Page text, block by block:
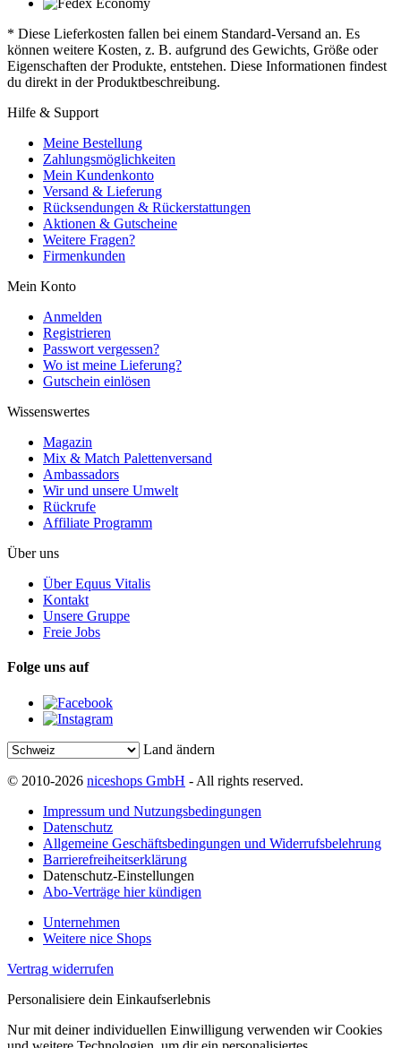
* Diese Lieferkosten fallen bei einem Standard-Versand an. Es
können weitere Kosten, z. B. aufgrund des Gewichts, Größe oder
Eigenschaften der Produkte, entstehen. Diese Informationen findest
du direkt in der Produktbeschreibung.
Hilfe & Support
Meine Bestellung
Zahlungsmöglichkeiten
Mein Kundenkonto
Versand & Lieferung
Rücksendungen & Rückerstattungen
Aktionen & Gutscheine
Weitere Fragen?
Firmenkunden
Mein Konto
Anmelden
Registrieren
Passwort vergessen?
Wo ist meine Lieferung?
Gutschein einlösen
Wissenswertes
Magazin
Mix & Match Palettenversand
Ambassadors
Wir und unsere Umwelt
Rückrufe
Affiliate Programm
Über uns
Über Equus Vitalis
Kontakt
Unsere Gruppe
Freie Jobs
Folge uns auf
Land ändern
© 2010-2026 niceshops GmbH - All rights reserved.
Impressum und Nutzungsbedingungen
Datenschutz
Allgemeine Geschäftsbedingungen und Widerrufsbelehrung
Barrierefreiheitserklärung
Datenschutz-Einstellungen
Abo-Verträge hier kündigen
Unternehmen
Weitere nice Shops
Vertrag widerrufen
Personalisiere dein Einkaufserlebnis
Nur mit deiner individuellen Einwilligung verwenden wir Cookies